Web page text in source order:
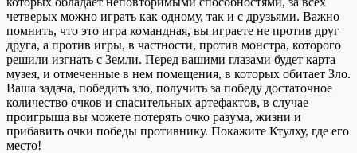
четверых можно играть как одному, так и с друзьями. Важно
помнить, что это игра командная, вы играете не против друг
друга, а против игры, в частности, против монстра, которого
решили изгнать с Земли. Перед вашими глазами будет карта
музея, и отмеченные в нем помещения, в которых обитает Зло.
Ваша задача, победить зло, получить за победу достаточное
количество очков и спасительных артефактов, в случае
проигрыша вы можете потерять очко разума, жизни и
прибавить очки победы противнику. Покажите Ктулху, где его
место!